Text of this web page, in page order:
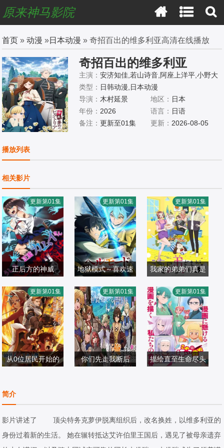
原来神马影院
首页 »动漫 »日本动漫 » 奇招百出的维多利亚高清在线播放
奇招百出的维多利亚
主演：安济知佳,若山诗音,阿座上洋平,小野大
辅,潘惠美,古川慎,逢坂良太,小野贤章,野岛健
儿,秋保佐永子,家中宏
类型： 日韩动漫,日本动漫
导演： 木村延景 地区： 日本
年份： 2026 语言： 日语
备注：更新至01集 更新： 2026-08-05
播放列表
相关影片
正后方的神威
织,杉田智和,相坂
优歌,碧乃梨心
日本动漫
2026/日本
更新第01集
地狱模式～喜欢速
设定异世界无双～
第二季
结,畠中祐,千本木
彩花,石川英郎,大
原沙耶香,小市真
琴,杉田智和,千叶
翔也,三宅麻理惠,
日本动漫
2026/日本
更新第01集
我家的弟弟们真是
树,八代拓,小野贤
章,寺泽百花,小野
大辅,远藤绫
日本动漫
2026/日本
更新第01集
从0位居民开始的
诗音,坂泰斗,伊藤
美来,白石晴香,福
山润,安田陆矢,阿
保玛利亚,鲸,日笠
日本动漫
2026/日本
更新第01集
你们先走我断后
刚志,梶原岳人,相
良茉优,木下铃奈,
花井美春,丸冈和
2026/日本
更新第01集
描绘直至生命尽头
花音,日高范子,种
崎敦美,野上尤加
奈,井上喜久子
2026/日本
更新第01集
简介
影片讲述了 顶尖特务克萝伊脱离组织后，改名换姓，以维多利亚的
身份过着新的生活。 她在辗转抵达艾许伯里王国后，遇见了被母亲遗弃